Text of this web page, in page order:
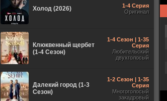
Холод (2026)
1-4 Серия
Оригинал
Клюквенный щербет
(1-4 Сезон)
1-4 Сезон | 1-35
Серия
Любительский
двухголосый
Далекий город (1-3
Сезон)
1-2 Сезон | 1-35
Серия
Многоголосый
закадровый